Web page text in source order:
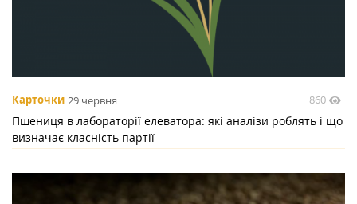
Карточки 29 червня 860
Пшениця в лабораторії елеватора: які аналізи роблять і що
визначає класність партії